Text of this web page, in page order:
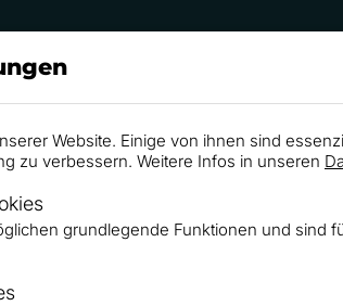
Website. Einige von ihnen sind
zu verbessern. Weitere Infos in unseren
grundlegende Funktionen und sind
Microsoft - Dynamics Sales
begeisterte Roger Rankel die